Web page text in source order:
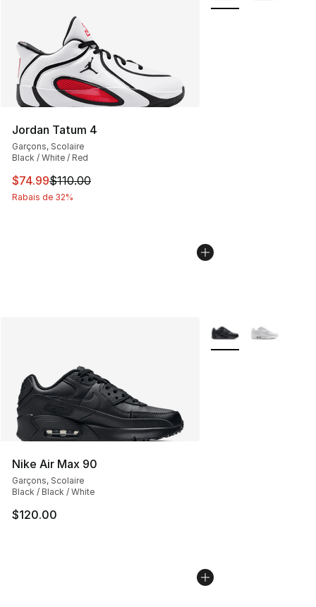
Jordan Tatum 4
Garçons, Scolaire
Black / White / Red
Cet article est en solde. Le prix est passé de $110.00 à
$74.99$110.00
Rabais de 32%
Nike Air Max 90
Garçons, Scolaire
Black / Black / White
$120.00
Plus de couleurs